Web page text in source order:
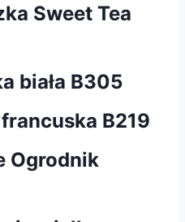
Sweet Tea
biała B305
B219
Ogrodnik